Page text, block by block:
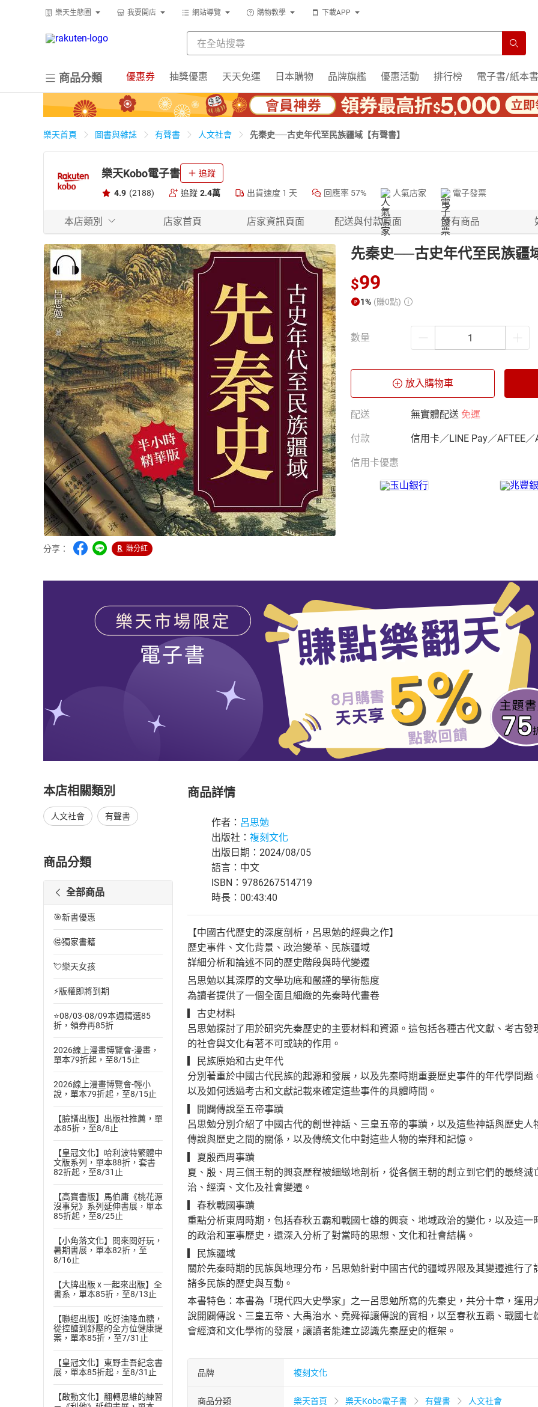
樂天生態圈 我要開店 網站導覽 購物教學 下載APP
商品分類 優惠券 抽獎優惠 天天免運 日本購物 品牌旗艦 優惠活動 排行榜 電子書/紙本書
樂天首頁 圖書與雜誌 有聲書 人文社會 先秦史──古史年代至民族疆域【有聲書】
樂天Kobo電子書 追蹤
4.9 (2188) 追蹤 2.4萬 出貨速度 1 天 回應率 57% 人氣店家 電子發票
本店類別 店家首頁 店家資訊頁面 配送與付款頁面 所有商品
分享： 賺分紅
先秦史──古史年代至民族疆
$99
1% (賺0點)
數量
放入購物車
配送 無實體配送 免運
付款 信用卡／LINE Pay／AFTEE／
信用卡優惠
本店相關類別
人文社會 有聲書
商品分類
全部商品
🎯新書優惠
🉐獨家書籍
💘樂天女孩
⚡版權即將到期
⭐08/03-08/09本週精選85
折，領券再85折
2026線上漫畫博覽會-漫畫，
單本79折起，至8/15止
2026線上漫畫博覽會-輕小
說，單本79折起，至8/15止
【臉譜出版】出版社推薦，單
本85折，至8/8止
【皇冠文化】哈利波特繁體中
文版系列，單本88折，套書
82折起，至8/31止
【高寶書版】馬伯庸《桃花源
沒事兒》系列延伸書展，單本
85折起，至8/25止
【小角落文化】閱來閱好玩，
暑期書展，單本82折，至
8/16止
【大牌出版 x 一起來出版】全
書系，單本85折，至8/13止
【聯經出版】吃好油降血糖，
從控醣到舒壓的全方位健康提
案，單本85折，至7/31止
【皇冠文化】東野圭吾紀念書
展，單本85折起，至8/31止
【啟動文化】翻轉思維的練習
商品詳情
作者： 呂思勉
出版社： 複刻文化
出版日期：2024/08/05
語言：中文
ISBN：9786267514719
時長：00:43:40
【中國古代歷史的深度剖析，呂思勉的經典之作】
歷史事件、文化背景、政治變革、民族疆域
詳細分析和論述不同的歷史階段與時代變遷
呂思勉以其深厚的文學功底和嚴謹的學術態度
為讀者提供了一個全面且細緻的先秦時代畫卷
▎古史材料
呂思勉探討了用於研究先秦歷史的主要材料和資源。這包括各種古代文獻、考古
的社會與文化有著不可或缺的作用。
▎民族原始和古史年代
分別著重於中國古代民族的起源和發展，以及先秦時期重要歷史事件的年代學問
以及如何透過考古和文獻記載來確定這些事件的具體時間。
▎開闢傳說至五帝事蹟
呂思勉分別介紹了中國古代的創世神話、三皇五帝的事蹟，以及這些神話與歷史
傳說與歷史之間的關係，以及傳統文化中對這些人物的崇拜和記憶。
▎夏殷西周事蹟
夏、殷、周三個王朝的興衰歷程被細緻地剖析，從各個王朝的創立到它們的最終
治、經濟、文化及社會變遷。
▎春秋戰國事蹟
重點分析東周時期，包括春秋五霸和戰國七雄的興衰、地域政治的變化，以及這
的政治和軍事歷史，還深入分析了對當時的思想、文化和社會結構。
▎民族疆域
關於先秦時期的民族與地理分布，呂思勉針對中國古代的疆域界限及其變遷進行
諸多民族的歷史與互動。
本書特色：本書為「現代四大史學家」之一呂思勉所寫的先秦史，共分十章，運
說開闢傳說、三皇五帝、大禹治水、堯舜禪讓傳說的實相，以至春秋五霸、戰國
會經濟和文化學術的發展，讓讀者能建立認識先秦歷史的框架。
品牌 複刻文化
商品分類 樂天首頁 樂天Kobo電子書 有聲書 人文社會